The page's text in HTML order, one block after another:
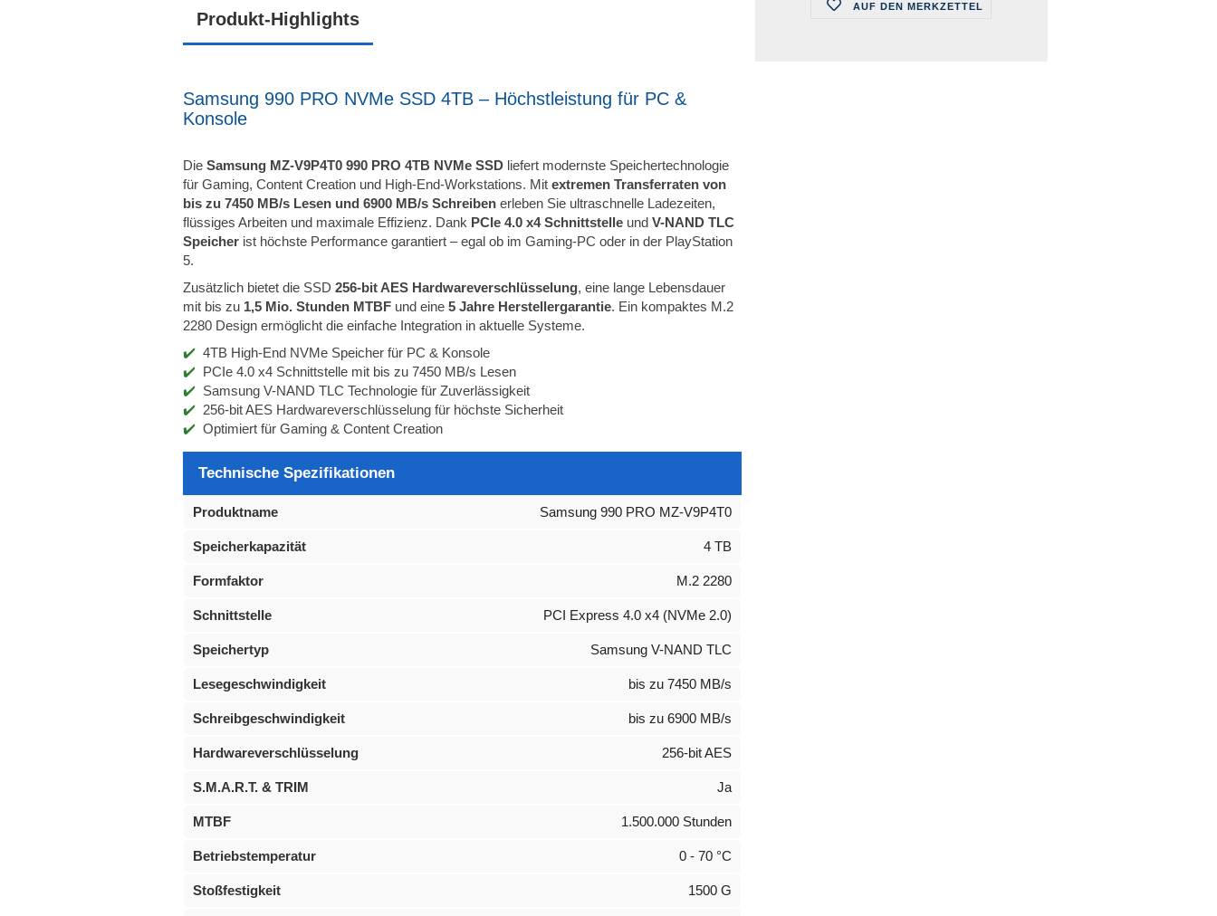
AUF DEN MERKZETTEL
Produkt-Highlights
Samsung 990 PRO NVMe SSD 4TB – Höchstleistung für PC &
Konsole
Die Samsung MZ-V9P4T0 990 PRO 4TB NVMe SSD liefert modernste Speichertechnologie
für Gaming, Content Creation und High-End-Workstations. Mit extremen Transferraten von
bis zu 7450 MB/s Lesen und 6900 MB/s Schreiben erleben Sie ultraschnelle Ladezeiten,
flüssiges Arbeiten und maximale Effizienz. Dank PCIe 4.0 x4 Schnittstelle und V-NAND TLC
Speicher ist höchste Performance garantiert – egal ob im Gaming-PC oder in der PlayStation
5.
Zusätzlich bietet die SSD 256-bit AES Hardwareverschlüsselung, eine lange Lebensdauer
mit bis zu 1,5 Mio. Stunden MTBF und eine 5 Jahre Herstellergarantie. Ein kompaktes M.2
2280 Design ermöglicht die einfache Integration in aktuelle Systeme.
4TB High-End NVMe Speicher für PC & Konsole
PCIe 4.0 x4 Schnittstelle mit bis zu 7450 MB/s Lesen
Samsung V-NAND TLC Technologie für Zuverlässigkeit
256-bit AES Hardwareverschlüsselung für höchste Sicherheit
Optimiert für Gaming & Content Creation
Technische Spezifikationen
Produktname Samsung 990 PRO MZ-V9P4T0
Speicherkapazität 4 TB
Formfaktor M.2 2280
Schnittstelle PCI Express 4.0 x4 (NVMe 2.0)
Speichertyp Samsung V-NAND TLC
Lesegeschwindigkeit bis zu 7450 MB/s
Schreibgeschwindigkeit bis zu 6900 MB/s
Hardwareverschlüsselung 256-bit AES
S.M.A.R.T. & TRIM Ja
MTBF 1.500.000 Stunden
Betriebstemperatur 0 - 70 °C
Stoßfestigkeit 1500 G